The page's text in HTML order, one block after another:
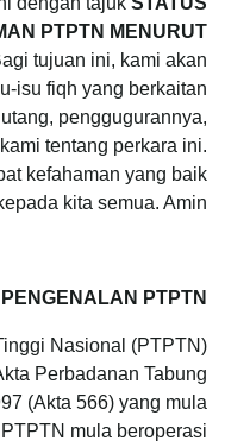
PTPTN MENURUT
tujuan ini, kami akan
isu fiqh yang berkaitan
penggugurannya,
tentang perkara ini.
kefahaman yang baik
kita semua. Amin.
PENGENALAN PTPTN
Nasional (PTPTN)
Perbadanan Tabung
(Akta 566) yang mula
mula beroperasi